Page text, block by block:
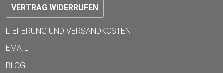
VERTRAG WIDERRUFEN
LIEFERUNG UND VERSANDKOSTEN
EMAIL
BLOG